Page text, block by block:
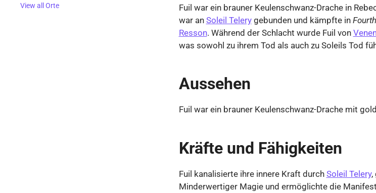
View all Orte Fuil war ein brauner Keulenschwanz-Drache in
war an Soleil Telerygebunden und kämpfte in
Resson. Während der Schlacht wurde Fuil von
was sowohl zu ihrem Tod als auch zu Soleils Tod
Aussehen
Fuil war ein brauner Keulenschwanz-Drache mit
Kräfte und Fähigkeiten
Fuil kanalisierte ihre innere Kraft durch Soleil Telery,
Minderwertiger Magie und ermöglichte die